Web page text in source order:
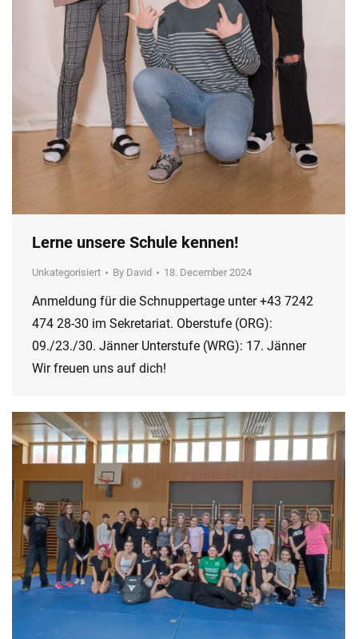
Lerne unsere Schule kennen!
Unkategorisiert By David 18. December 2024
Anmeldung für die Schnuppertage unter +43 7242
474 28-30 im Sekretariat. Oberstufe (ORG):
09./23./30. Jänner Unterstufe (WRG): 17. Jänner
Wir freuen uns auf dich!